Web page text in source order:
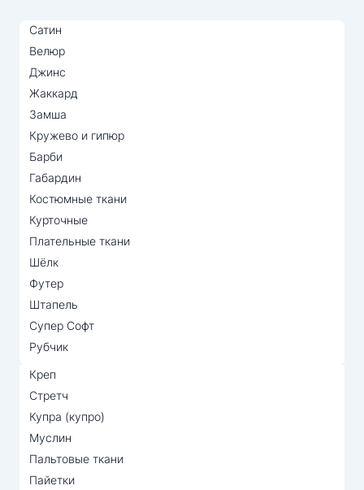
Сатин
Велюр
Джинс
Жаккард
Замша
Кружево и гипюр
Барби
Габардин
Костюмные ткани
Курточные
Плательные ткани
Шёлк
Футер
Штапель
Супер Софт
Рубчик
Креп
Стретч
Купра (купро)
Муслин
Пальтовые ткани
Пайетки